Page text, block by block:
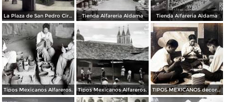
La Plaza de San Pedro Circa 1910 por el editor Juan Kaiser Tienda Alfareria Aldama Tienda Alfareria Aldama
Tipos Mexicanos Alfareros. Tipos Mexicanos Alfareros. TIPOS MEXICANOS decorando loza